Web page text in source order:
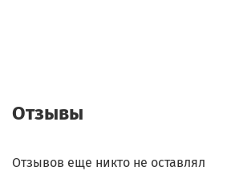
Отзывы
Отзывов еще никто не оставлял